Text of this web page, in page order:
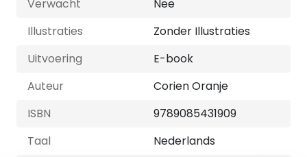
Verwacht
Nee
Illustraties
Zonder Illustraties
Uitvoering
E-book
Auteur
Corien Oranje
ISBN
9789085431909
Taal
Nederlands